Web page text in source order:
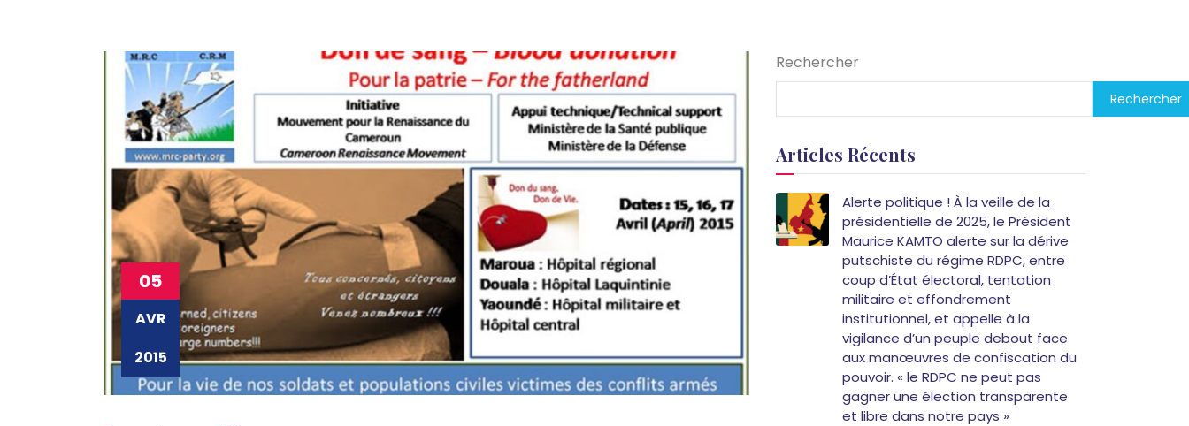
05
AVR
2015
Rechercher
Rechercher
Articles Récents
Alerte politique ! À la veille de la
présidentielle de 2025, le Président
Maurice KAMTO alerte sur la dérive
putschiste du régime RDPC, entre
coup d’État électoral, tentation
militaire et effondrement
institutionnel, et appelle à la
vigilance d’un peuple debout face
aux manœuvres de confiscation du
pouvoir. « le RDPC ne peut pas
gagner une élection transparente
et libre dans notre pays »